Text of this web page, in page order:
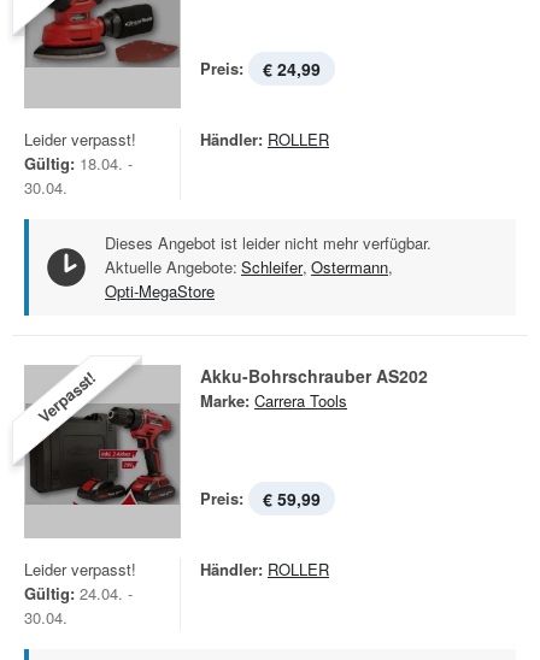
Preis: € 24,99
Leider verpasst!
Gültig: 18.04. -
30.04.
Händler: ROLLER
Dieses Angebot ist leider nicht mehr verfügbar.
Aktuelle Angebote: Schleifer, Ostermann,
Opti-MegaStore
Verpasst! Akku-Bohrschrauber AS202
Marke: Carrera Tools
Preis: € 59,99
Leider verpasst!
Gültig: 24.04. -
30.04.
Händler: ROLLER